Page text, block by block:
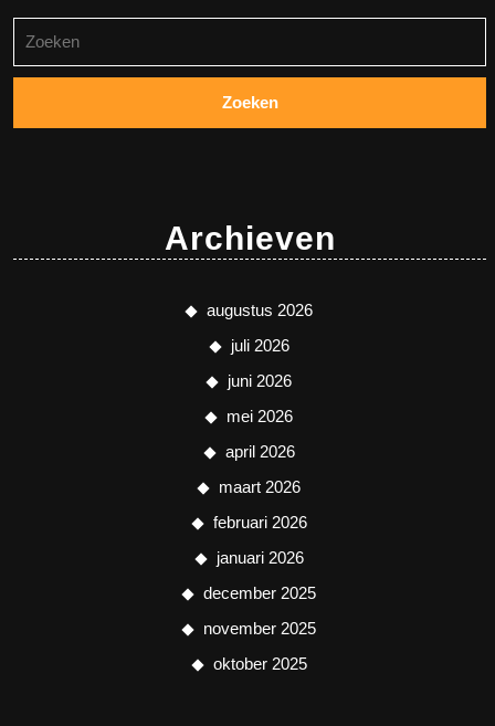
naar:
Archieven
augustus 2026
juli 2026
juni 2026
mei 2026
april 2026
maart 2026
februari 2026
januari 2026
december 2025
november 2025
oktober 2025